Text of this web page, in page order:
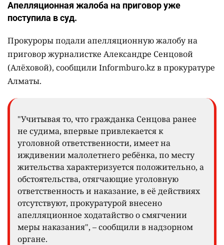
Апелляционная жалоба на приговор уже
поступила в суд.
Прокуроры подали апелляционную жалобу на
приговор журналистке Александре Сенцовой
(Алёховой), сообщили Informburo.kz в прокуратуре
Алматы.
"Учитывая то, что гражданка Сенцова ранее
не судима, впервые привлекается к
уголовной ответственности, имеет на
иждивении малолетнего ребёнка, по месту
жительства характеризуется положительно, а
обстоятельства, отягчающие уголовную
ответственность и наказание, в её действиях
отсутствуют, прокуратурой внесено
апелляционное ходатайство о смягчении
меры наказания", – сообщили в надзорном
органе.